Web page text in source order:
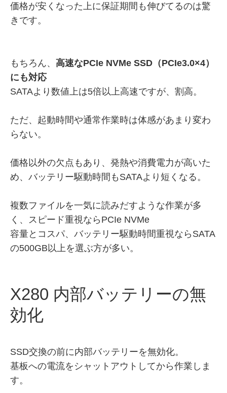
価格が安くなった上に保証期間も伸びてるのは驚
きです。
もちろん、 高速なPCIe NVMe SSD（PCIe3.0×4）
にも対応
SATAより数値上は5倍以上高速ですが、割高。
ただ、起動時間や通常作業時は体感があまり変わ
らない。
価格以外の欠点もあり、発熱や消費電力が高いた
め、バッテリー駆動時間もSATAより短くなる。
複数ファイルを一気に読みだすような作業が多
く、スピード重視ならPCIe NVMe
容量とコスパ、バッテリー駆動時間重視ならSATA
の500GB以上を選ぶ方が多い。
X280 内部バッテリーの無
効化
SSD交換の前に内部バッテリーを無効化。
基板への電流をシャットアウトしてから作業しま
す。